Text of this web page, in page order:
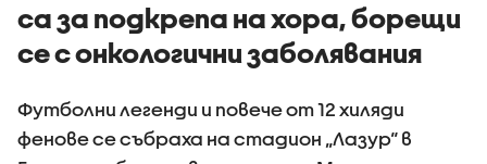
са за подкрепа на хора, борещи
се с онкологични заболявания
Футболни легенди и повече от 12 хиляди
фенове се събраха на стадион „Лазур“ в